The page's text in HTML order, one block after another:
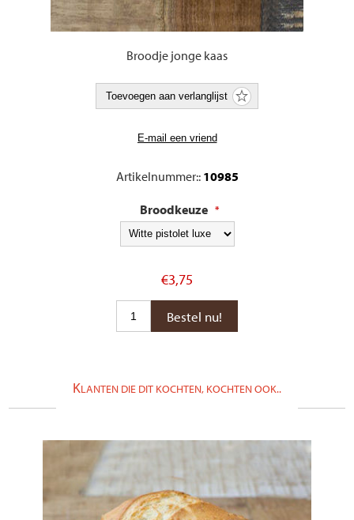
Broodje jonge kaas
Artikelnummer:: 10985
Broodkeuze *
€3,75
KLANTEN DIE DIT KOCHTEN, KOCHTEN OOK..